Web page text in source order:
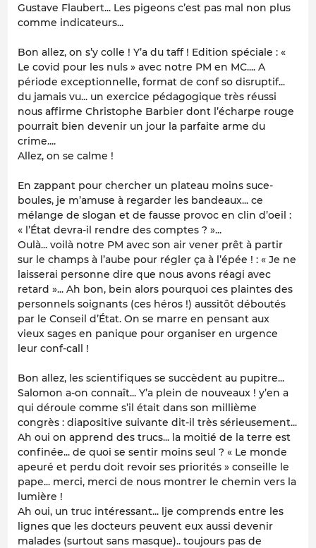
Gustave Flaubert... Les pigeons c’est pas mal non plus
comme indicateurs...
Bon allez, on s’y colle ! Y’a du taff ! Edition spéciale : «
Le covid pour les nuls » avec notre PM en MC.... A
période exceptionnelle, format de conf so disruptif...
du jamais vu... un exercice pédagogique très réussi
nous affirme Christophe Barbier dont l’écharpe rouge
pourrait bien devenir un jour la parfaite arme du
crime....
Allez, on se calme !
En zappant pour chercher un plateau moins suce-
boules, je m’amuse à regarder les bandeaux... ce
mélange de slogan et de fausse provoc en clin d’oeil :
« l’État devra-il rendre des comptes ? »...
Oulà... voilà notre PM avec son air vener prêt à partir
sur le champs à l’aube pour régler ça à l’épée ! : « Je ne
laisserai personne dire que nous avons réagi avec
retard »... Ah bon, bein alors pourquoi ces plaintes des
personnels soignants (ces héros !) aussitôt déboutés
par le Conseil d’État. On se marre en pensant aux
vieux sages en panique pour organiser en urgence
leur conf-call !
Bon allez, les scientifiques se succèdent au pupitre...
Salomon a-on connaît... Y’a plein de nouveaux ! y’en a
qui déroule comme s’il était dans son millième
congrès : diapositive suivante dit-il très sérieusement...
Ah oui on apprend des trucs... la moitié de la terre est
confinée... de quoi se sentir moins seul ? « Le monde
apeuré et perdu doit revoir ses priorités » conseille le
pape... merci, merci de nous montrer le chemin vers la
lumière !
Ah oui, un truc intéressant... lje comprends entre les
lignes que les docteurs peuvent eux aussi devenir
malades (surtout sans masque).. toujours pas de